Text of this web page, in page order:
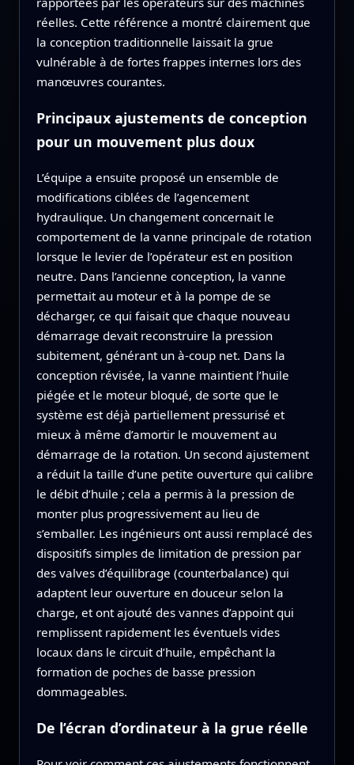
réelles. Cette référence a montré clairement que
la conception traditionnelle laissait la grue
vulnérable à de fortes frappes internes lors des
manœuvres courantes.
Principaux ajustements de conception
pour un mouvement plus doux
L’équipe a ensuite proposé un ensemble de
modifications ciblées de l’agencement
hydraulique. Un changement concernait le
comportement de la vanne principale de rotation
lorsque le levier de l’opérateur est en position
neutre. Dans l’ancienne conception, la vanne
permettait au moteur et à la pompe de se
décharger, ce qui faisait que chaque nouveau
démarrage devait reconstruire la pression
subitement, générant un à-coup net. Dans la
conception révisée, la vanne maintient l’huile
piégée et le moteur bloqué, de sorte que le
système est déjà partiellement pressurisé et
mieux à même d’amortir le mouvement au
démarrage de la rotation. Un second ajustement
a réduit la taille d’une petite ouverture qui calibre
le débit d’huile ; cela a permis à la pression de
monter plus progressivement au lieu de
s’emballer. Les ingénieurs ont aussi remplacé des
dispositifs simples de limitation de pression par
des valves d’équilibrage (counterbalance) qui
adaptent leur ouverture en douceur selon la
charge, et ont ajouté des vannes d’appoint qui
remplissent rapidement les éventuels vides
locaux dans le circuit d’huile, empêchant la
formation de poches de basse pression
dommageables.
De l’écran d’ordinateur à la grue réelle